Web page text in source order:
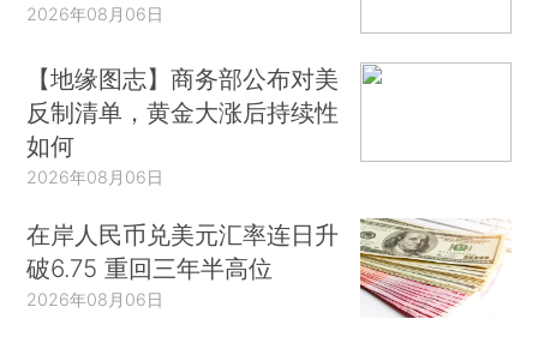
2026年08月06日
【地缘图志】商务部公布对美
反制清单，黄金大涨后持续性
如何
2026年08月06日
在岸人民币兑美元汇率连日升
破6.75 重回三年半高位
2026年08月06日